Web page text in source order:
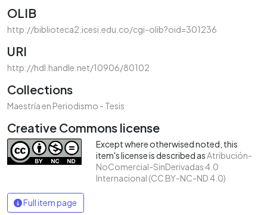
OLIB
http://biblioteca2.icesi.edu.co/cgi-olib?oid=301236
URI
http://hdl.handle.net/10906/80102
Collections
Maestría en Periodismo - Tesis
Creative Commons license
Except where otherwised noted, this
item's license is described asAtribución-
NoComercial-SinDerivadas 4.0
Internacional (CC BY-NC-ND 4.0)
Full item page